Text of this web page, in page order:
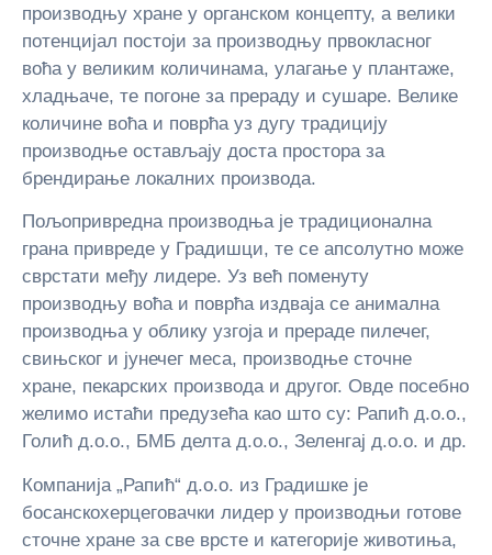
производњу хране у органском концепту, а велики
потенцијал постоји за производњу првокласног
воћа у великим количинама, улагање у плантаже,
хладњаче, те погоне за прераду и сушаре. Велике
количине воћа и поврћа уз дугу традицију
производње остављају доста простора за
брендирање локалних производа.
Пољопривредна производња је традиционална
грана привреде у Градишци, те се апсолутно може
сврстати међу лидере. Уз већ поменуту
производњу воћа и поврћа издваја се анимална
производња у облику узгоја и прераде пилечег,
свињског и јунечег меса, производње сточне
хране, пекарских производа и другог. Овде посебно
желимо истаћи предузећа као што су: Рапић д.о.о.,
Голић д.о.о., БМБ делта д.о.о., Зеленгај д.о.о. и др.
Компанија „Рапић“ д.о.о. из Градишке је
босанскохерцеговачки лидер у производњи готове
сточне хране за све врсте и категорије животиња,